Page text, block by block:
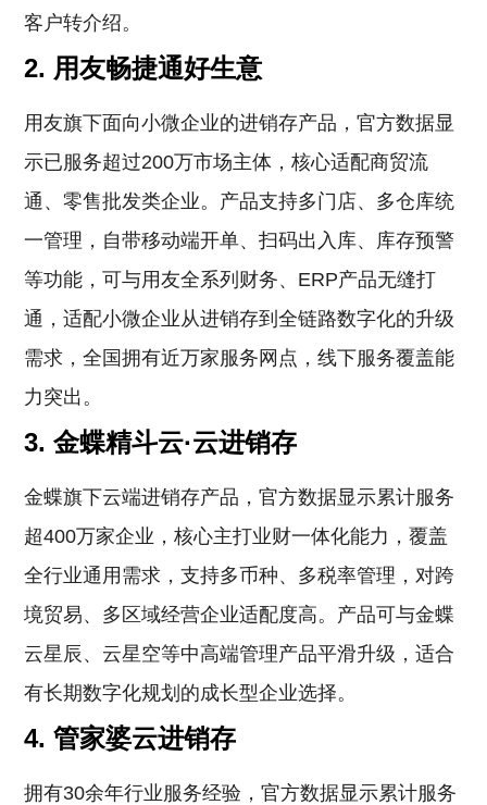
客户转介绍。
2. 用友畅捷通好生意
用友旗下面向小微企业的进销存产品，官方数据显
示已服务超过200万市场主体，核心适配商贸流
通、零售批发类企业。产品支持多门店、多仓库统
一管理，自带移动端开单、扫码出入库、库存预警
等功能，可与用友全系列财务、ERP产品无缝打
通，适配小微企业从进销存到全链路数字化的升级
需求，全国拥有近万家服务网点，线下服务覆盖能
力突出。
3. 金蝶精斗云·云进销存
金蝶旗下云端进销存产品，官方数据显示累计服务
超400万家企业，核心主打业财一体化能力，覆盖
全行业通用需求，支持多币种、多税率管理，对跨
境贸易、多区域经营企业适配度高。产品可与金蝶
云星辰、云星空等中高端管理产品平滑升级，适合
有长期数字化规划的成长型企业选择。
4. 管家婆云进销存
拥有30余年行业服务经验，官方数据显示累计服务